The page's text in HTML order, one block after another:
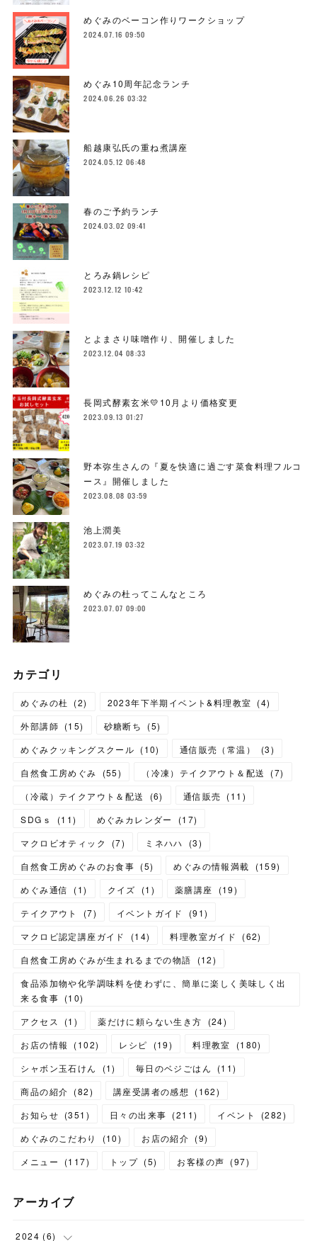
めぐみのベーコン作りワークショップ
2024.07.16 09:50
めぐみ10周年記念ランチ
2024.06.26 03:32
船越康弘氏の重ね煮講座
2024.05.12 06:48
春のご予約ランチ
2024.03.02 09:41
とろみ鍋レシピ
2023.12.12 10:42
とよまさり味噌作り、開催しました
2023.12.04 08:33
長岡式酵素玄米💛10月より価格変更
2023.09.13 01:27
野本弥生さんの『夏を快適に過ごす菜食料理フルコ
ース』開催しました
2023.08.08 03:59
池上潤美
2023.07.19 03:32
めぐみの杜ってこんなところ
2023.07.07 09:00
カテゴリ
めぐみの杜 (2) 2023年下半期イベント&料理教室 (4)
外部講師 (15) 砂糖断ち (5)
めぐみクッキングスクール (10) 通信販売（常温） (3)
自然食工房めぐみ
(55) （冷凍）テイクアウト＆配送 (7)
（冷蔵）テイクアウト＆配送
(6) 通信販売 (11 )
SDGｓ
(11) めぐみカレンダー (17)
マクロビオティック
(7) ミネハハ (3)
自然食工房めぐみのお食事 (5) めぐみの情報満載 (159)
めぐみ通信
(1) クイズ (1 ) 薬膳講座 (19)
テイクアウト
(7) イベントガイド (91)
マクロビ認定講座ガイド
(14) 料理教室ガイド (62)
自然食工房めぐみが生まれるまでの物語
(12)
食品添加物や化学調味料を使わずに、簡単に楽しく美味しく出
来る食事 (10)
アクセス
(1 ) 薬だけに頼らない生き方 (24)
お店の情報
(102) レシピ (19) 料理教室 (180)
シャボン玉石けん
(1) 毎日のベジごはん (11)
商品の紹介 (82) 講座受講者の感想 (162)
お知らせ (351 ) 日々の出来事 (211) イベント (282)
めぐみのこだわり
(10) お店の紹介 (9)
メニュー
(117) トップ (5) お客様の声 (97)
アーカイブ
2024 (6)